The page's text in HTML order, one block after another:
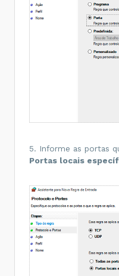
5. Informe as portas
Portas locais